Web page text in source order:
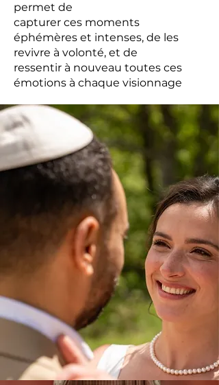
permet de
capturer ces moments
éphémères et intenses, de les
revivre à volonté, et de
ressentir à nouveau toutes ces
émotions à chaque visionnage